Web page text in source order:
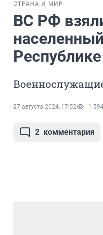
СТРАНА И МИР
ВС РФ
Республике
27 августа 2024, 17:52 1 594
2 комментария